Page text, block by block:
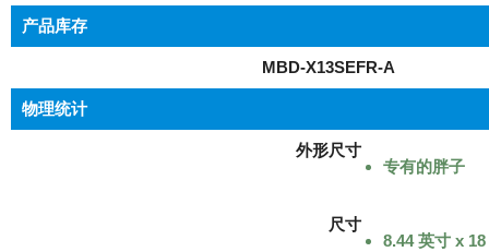
产品库存
MBD-X13SEFR-A
物理统计
外形尺寸
专有的胖子
尺寸
8.44 英寸 x